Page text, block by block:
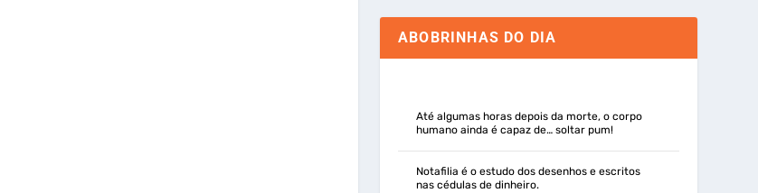
ABOBRINHAS DO DIA
Até algumas horas depois da morte, o corpo
humano ainda é capaz de… soltar pum!
Notafilia é o estudo dos desenhos e escritos
nas cédulas de dinheiro.